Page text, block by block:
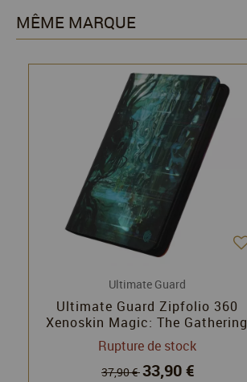
MÊME MARQUE
Ultimate Guard
Ultimate Guard Zipfolio 360
Xenoskin Magic: The Gathering
"Duskmourn: House of Horror" -
Walk-In Closet
Rupture de stock
37,90 €33,90 €